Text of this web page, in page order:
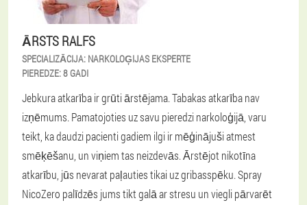
ĀRSTS RALFS
SPECIALIZĀCIJA: NARKOLOĢIJAS EKSPERTE
PIEREDZE:8 GADI
Jebkura atkarība ir grūti ārstējama. Tabakas atkarība nav
izņēmums. Pamatojoties uz savu pieredzi narkoloģijā, varu
teikt, ka daudzi pacienti gadiem ilgi ir mēģinājuši atmest
smēķēšanu, un viņiem tas neizdevās. Ārstējot nikotīna
atkarību, jūs nevarat paļauties tikai uz gribasspēku. Spray
NicoZero palīdzēs jums tikt galā ar stresu un viegli pārvarēt